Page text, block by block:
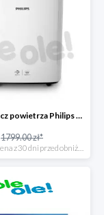
Oczyszczacz powietrza Philips AC2729/50 Combi 2w1
1799.00 zł*